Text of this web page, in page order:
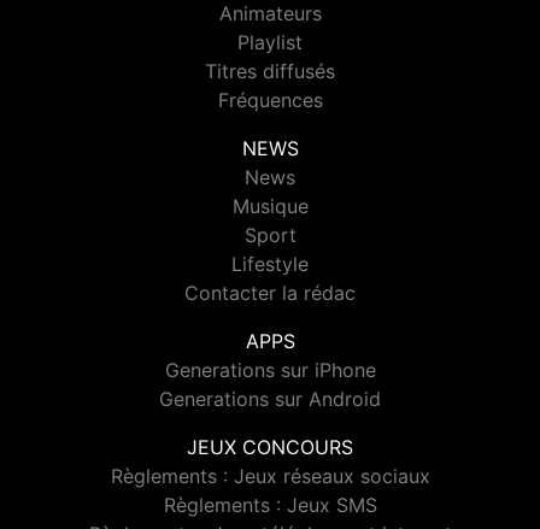
Animateurs
Playlist
Titres diffusés
Fréquences
NEWS
News
Musique
Sport
Lifestyle
Contacter la rédac
APPS
Generations sur iPhone
Generations sur Android
JEUX CONCOURS
Règlements : Jeux réseaux sociaux
Règlements : Jeux SMS